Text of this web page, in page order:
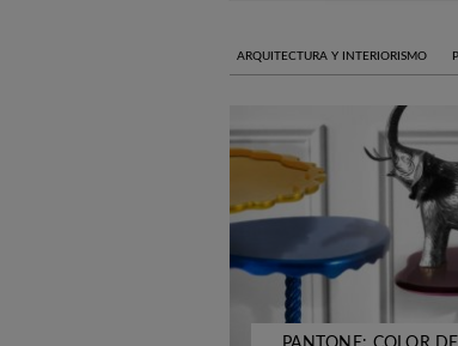
ARQUITECTURA Y INTERIORISMO